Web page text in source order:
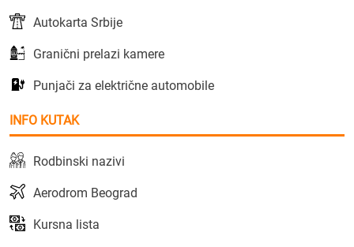
Autokarta Srbije
Granični prelazi kamere
Punjači za električne automobile
INFO KUTAK
Rodbinski nazivi
Aerodrom Beograd
Kursna lista